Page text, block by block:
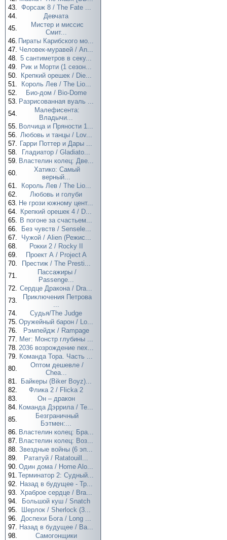
43. Форсаж 8 / The Fate ...
44.
Девчата
45.
Мистер и миссис
Смит...
46. Пираты Карибского мо...
47. Человек-муравей / An...
48. 5 сантиметров в секу...
49.
Рик и Морти (1 сезон...
50.
Крепкий орешек / Die...
51.
Король Лев / The Lio...
52.
Био-дом / Bio-Dome
53. Разрисованная вуаль ...
54.
Малефисента:
Владычи...
55. Волчица и Пряности 1...
56. Любовь и танцы / Lov...
57. Гарри Поттер и Дары ...
58.
Гладиатор / Gladiato...
59. Властелин колец: Две...
60.
Хатико: Самый
верный...
61.
Король Лев / The Lio...
62.
Любовь и голуби
63. Не грози южному цент...
64. Крепкий орешек 4 / D...
65. В погоне за счастьем...
66.
Без чувств / Sensele...
67.
Чужой / Alien (Режис...
68.
Рокки 2 / Rocky II
69.
Проект А / Project A
70.
Престиж / The Presti...
71.
Пассажиры /
Passenge...
72. Сердце Дракона / Dra...
73.
Приключения Петрова
...
74.
Судья/The Judge
75. Оружейный барон / Lo...
76.
Рэмпейдж / Rampage
77. Мег: Монстр глубины ...
78. 2036 возрождение nex...
79. Команда Тора. Часть ...
80.
Оптом дешевле /
Chea...
81.
Байкеры (Biker Boyz)...
82.
Флика 2 / Flicka 2
83.
Он – дракон
84. Команда Дэррила / Te...
85.
Безграничный
Бэтмен:...
86. Властелин колец: Бра...
87. Властелин колец: Воз...
88. Звездные войны (6 эп...
89.
Рататуй / Ratatouill...
90. Один дома / Home Alo...
91. Терминатор 2: Судный...
92. Назад в будущее - Тр...
93. Храброе сердце / Bra...
94.
Большой куш / Snatch
95.
Шерлок / Sherlock (3...
96. Доспехи Бога / Long ...
97. Назад в будущее / Ba...
98.
Самогонщики